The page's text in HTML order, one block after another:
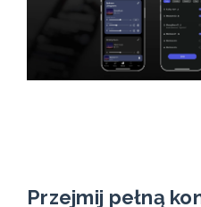
Przejmij pełną